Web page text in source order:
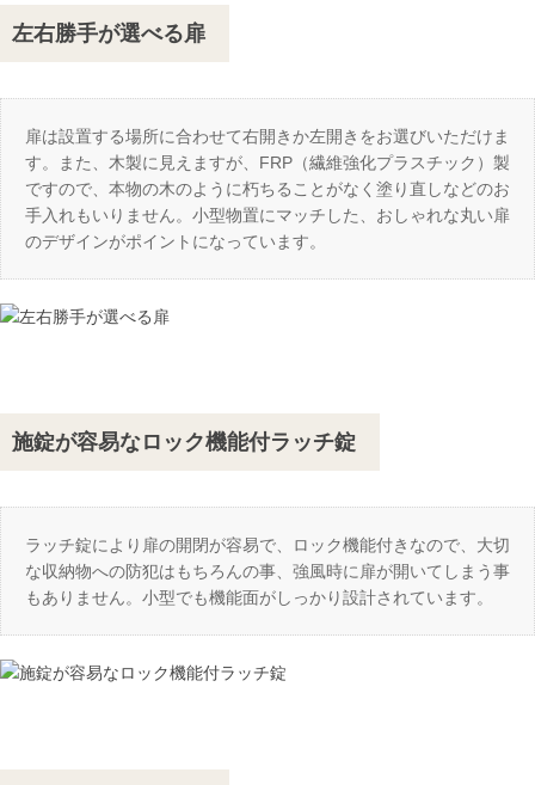
左右勝手が選べる扉
扉は設置する場所に合わせて右開きか左開きをお選びいただけま
す。また、木製に見えますが、FRP（繊維強化プラスチック）製
ですので、本物の木のように朽ちることがなく塗り直しなどのお
手入れもいりません。小型物置にマッチした、おしゃれな丸い扉
のデザインがポイントになっています。
施錠が容易なロック機能付ラッチ錠
ラッチ錠により扉の開閉が容易で、ロック機能付きなので、大切
な収納物への防犯はもちろんの事、強風時に扉が開いてしまう事
もありません。小型でも機能面がしっかり設計されています。